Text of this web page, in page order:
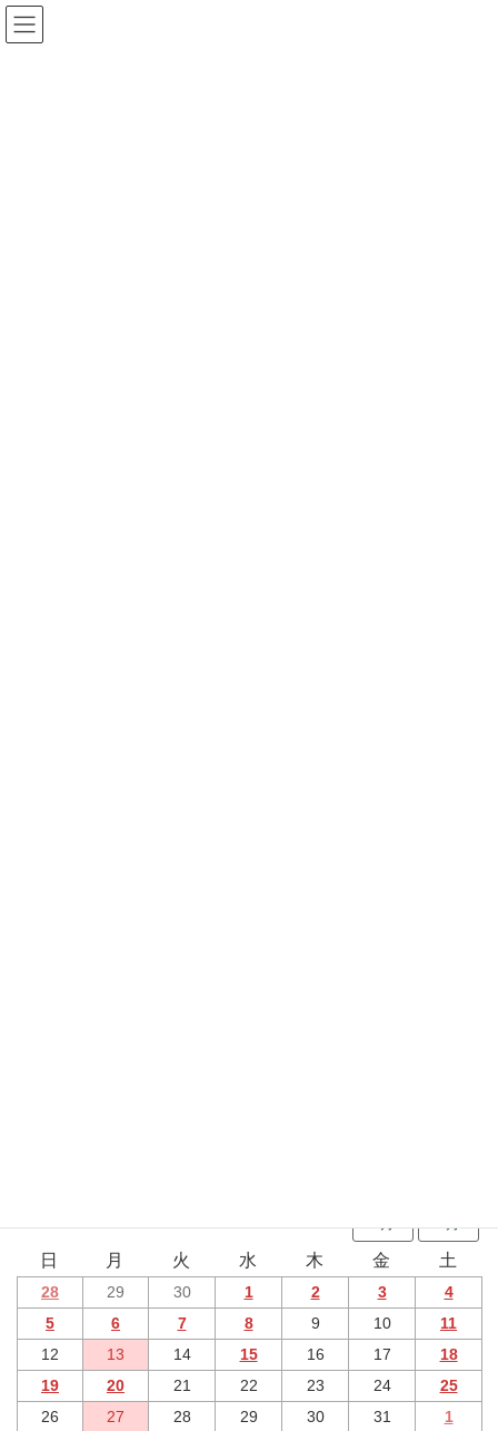
日 月 火 水 木 金 土
28 29 30 1 2 3
4
5
6 7 8 9 10
11
12
13 14 15 16 17
18
19
20 21 22 23 24
25
26
27 28 29 30 31 1